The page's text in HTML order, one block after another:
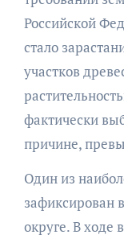
Российской
стало
участков
фактически
причине,
Один из
зафиксирован
округе. В ходе